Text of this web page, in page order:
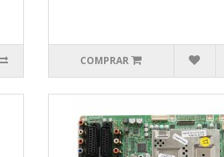
COMPRAR